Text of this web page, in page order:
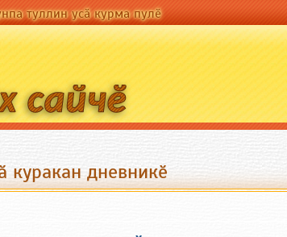
туллин усӑ курма пулӗ
курaкан дневникӗ